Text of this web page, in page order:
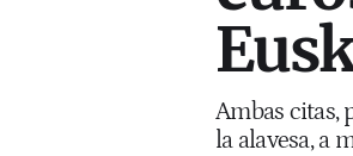
Ambas citas,
la alavesa, a